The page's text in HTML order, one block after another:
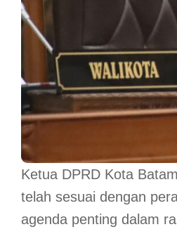
Ketua DPRD Kota
telah sesuai dengan
agenda penting dalam